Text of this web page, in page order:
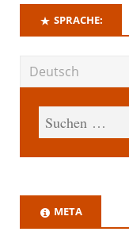
SPRACHE:
META